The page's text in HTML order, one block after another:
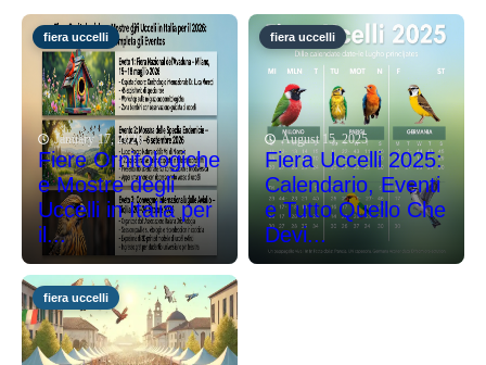
fiera uccelli
January 17, 2026
Fiere Ornitologiche
e Mostre degli
Uccelli in Italia per
il...
fiera uccelli
August 15, 2025
Fiera Uccelli 2025:
Calendario, Eventi
e Tutto Quello Che
Devi...
fiera uccelli